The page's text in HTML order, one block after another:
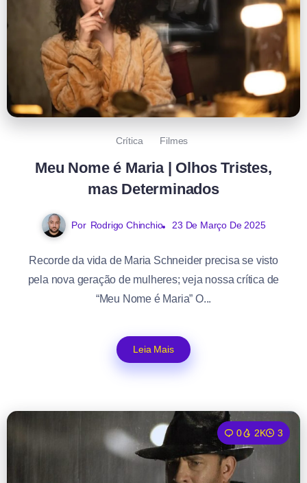
Crítica Filmes
Meu Nome é Maria | Olhos Tristes,
mas Determinados
Por Rodrigo Chinchio 23 De Março De 2025
Recorde da vida de Maria Schneider precisa se visto
pela nova geração de mulheres; veja nossa crítica de
“Meu Nome é Maria” O...
Leia Mais
0 2K 3